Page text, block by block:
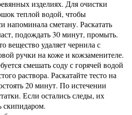
изделиях. Для очистки
теплой водой, чтобы
напоминала сметану. Раскатать
подождать 30 минут, промыть.
вещество удаляет чернила с
ручки на коже и кожзаменителе.
смешать соду с горячей водой
раствора. Раскатайте тесто на
20 минут. По истечении
Если остались следы, их
скипидаром.